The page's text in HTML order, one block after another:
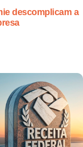
descomplicam a